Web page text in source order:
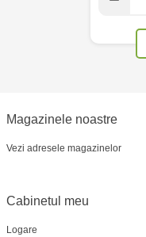
Magazinele noastre
Vezi adresele magazinelor
Cabinetul meu
Logare